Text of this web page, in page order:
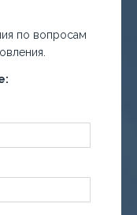
по вопросам